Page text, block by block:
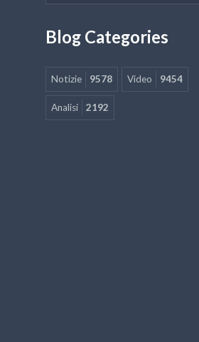
Blog Categories
Notizie 9578 Video 9454
Analisi 2192